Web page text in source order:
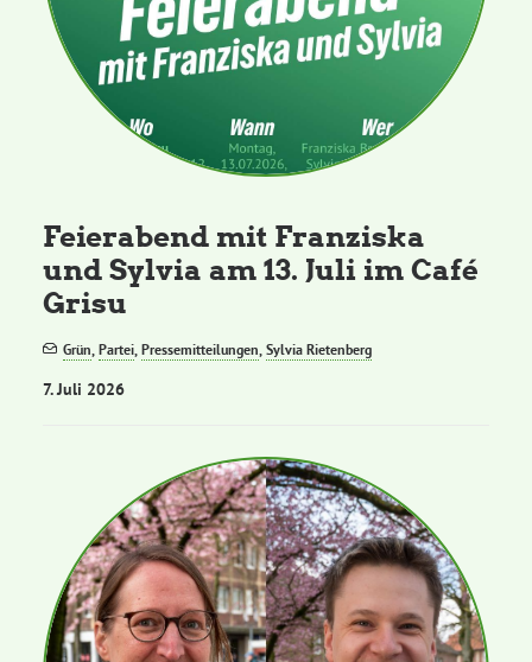
Feierabend mit Franziska
und Sylvia am 13. Juli im Café
Grisu
Grün,Partei,Pressemitteilungen,Sylvia Rietenberg
7. Juli 2026